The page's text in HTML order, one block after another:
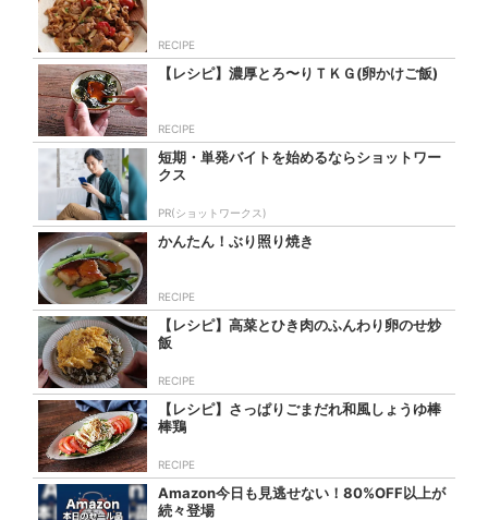
RECIPE
【レシピ】濃厚とろ〜りＴＫＧ(卵かけご飯)
RECIPE
短期・単発バイトを始めるならショットワー
クス
PR(ショットワークス)
かんたん！ぶり照り焼き
RECIPE
【レシピ】高菜とひき肉のふんわり卵のせ炒
飯
RECIPE
【レシピ】さっぱりごまだれ和風しょうゆ棒
棒鶏
RECIPE
Amazon今日も見逃せない！80%OFF以上が
続々登場